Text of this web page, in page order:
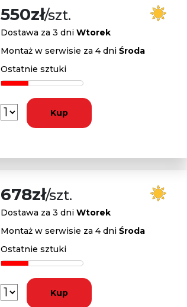
550zł/szt.
Dostawa za 3 dni Wtorek
Montaż w serwisie za 4 dni Środa
Ostatnie sztuki
Kup
678zł/szt.
Dostawa za 3 dni Wtorek
Montaż w serwisie za 4 dni Środa
Ostatnie sztuki
Kup